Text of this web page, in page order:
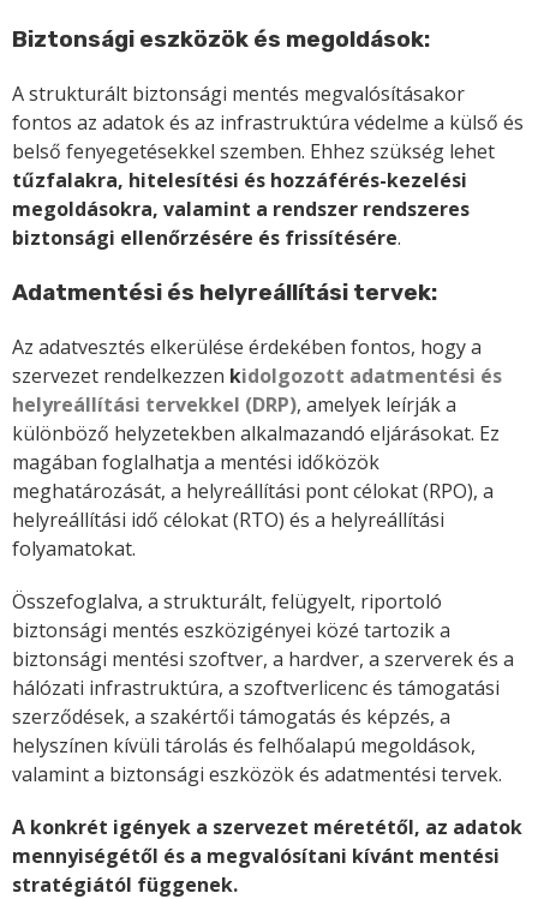
Biztonsági eszközök és megoldások:
A strukturált biztonsági mentés megvalósításakor
fontos az adatok és az infrastruktúra védelme a külső és
belső fenyegetésekkel szemben. Ehhez szükség lehet
tűzfalakra, hitelesítési és hozzáférés-kezelési
megoldásokra, valamint a rendszer rendszeres
biztonsági ellenőrzésére és frissítésére.
Adatmentési és helyreállítási tervek:
Az adatvesztés elkerülése érdekében fontos, hogy a
szervezet rendelkezzen kidolgozott adatmentési és
helyreállítási tervekkel (DRP), amelyek leírják a
különböző helyzetekben alkalmazandó eljárásokat. Ez
magában foglalhatja a mentési időközök
meghatározását, a helyreállítási pont célokat (RPO), a
helyreállítási idő célokat (RTO) és a helyreállítási
folyamatokat.
Összefoglalva, a strukturált, felügyelt, riportoló
biztonsági mentés eszközigényei közé tartozik a
biztonsági mentési szoftver, a hardver, a szerverek és a
hálózati infrastruktúra, a szoftverlicenc és támogatási
szerződések, a szakértői támogatás és képzés, a
helyszínen kívüli tárolás és felhőalapú megoldások,
valamint a biztonsági eszközök és adatmentési tervek.
A konkrét igények a szervezet méretétől, az adatok
mennyiségétől és a megvalósítani kívánt mentési
stratégiától függenek.